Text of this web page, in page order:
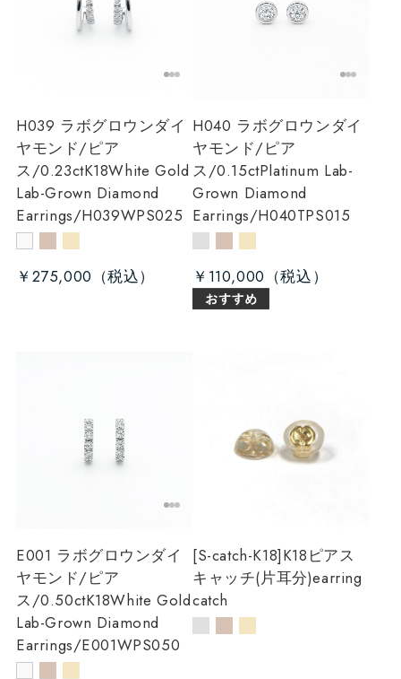
H039 ラボグロウンダイ
ヤモンド/ピア
ス/0.23ctK18White Gold
Lab-Grown Diamond
Earrings/H039WPS025
￥275,000
H040 ラボグロウンダイ
ヤモンド/ピア
ス/0.15ctPlatinum Lab-
Grown Diamond
Earrings/H040TPS015
￥110,000
E001 ラボグロウンダイ
ヤモンド/ピア
ス/0.50ctK18White Gold
Lab-Grown Diamond
Earrings/E001WPS050
[S-catch-K18]K18ピアス
キャッチ(片耳分)earring
catch